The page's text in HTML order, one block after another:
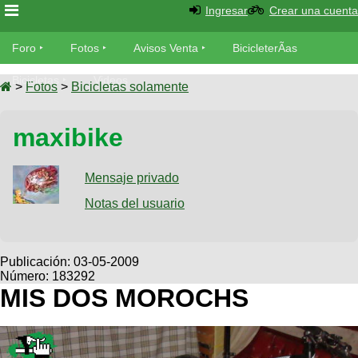
Foro
Foro
MecÃ¡nica
Fotos
SUBÃ
Galeria
Bicicletas
Viajes
Descenso
Dirt
Avisos
Ventas
SUBÃ
Buscar
Ultimos
Fotos
BicicleterÃ­
Bicicletas
Tandem
Videos
Cicloturismo
Ingresar Crear una cuenta
Foro Fotos Avisos Venta BicicleterÃ­as
Bicicletas Videos
> Fotos > Bicicletas solamente
maxibike
Mensaje privado
Notas del usuario
Publicación: 03-05-2009
Número: 183292
MIS DOS MOROCHS